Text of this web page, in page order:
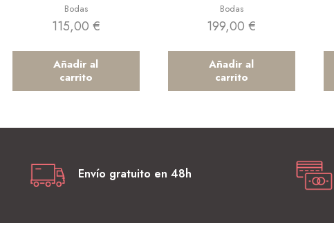
Bodas
115,00 €
Añadir al
carrito
Bodas
199,00€
Añadir al
carrito
Envío gratuito en 48h